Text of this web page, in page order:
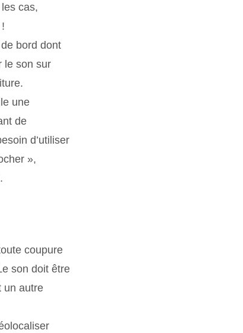
cas,
bord dont
le son sur
une
de
d’utiliser
»,
coupure
son doit être
un autre